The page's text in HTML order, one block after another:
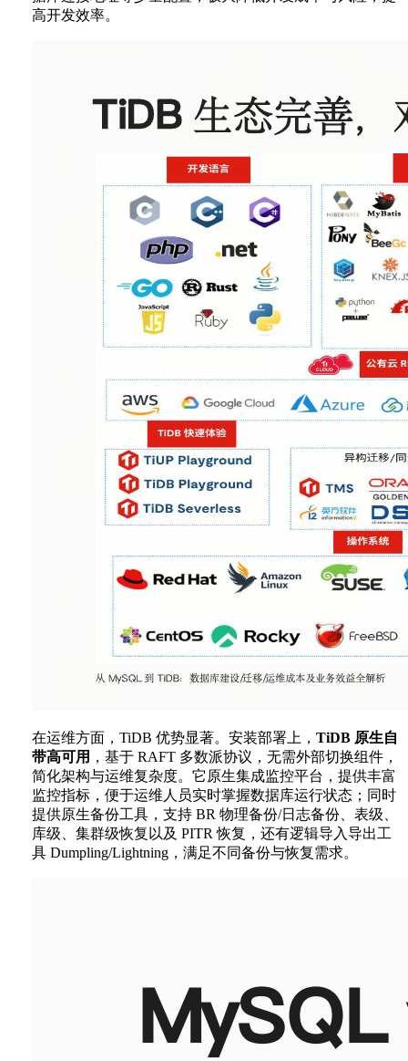
高开发效率。
在运维方面，TiDB 优势显著。安装部署上， TiDB 原生自
带高可用 ，基于 RAFT 多数派协议，无需外部切换组件，
简化架构与运维复杂度。它原生集成监控平台，提供丰富
监控指标，便于运维人员实时掌握数据库运行状态；同时
提供原生备份工具，支持 BR 物理备份/日志备份、表级、
库级、集群级恢复以及 PITR 恢复，还有逻辑导入导出工
具 Dumpling/Lightning，满足不同备份与恢复需求。